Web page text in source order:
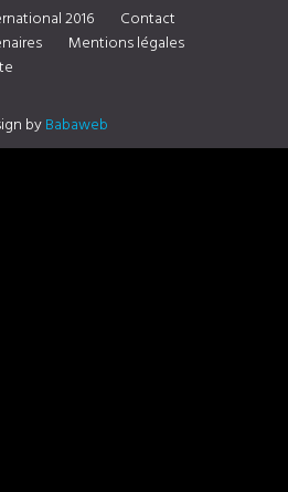
2016
Contact
Mentions légales
byBabaweb